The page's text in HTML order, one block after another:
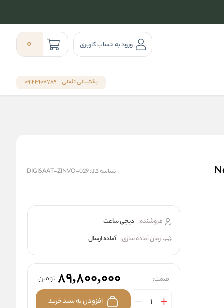
ورود به حساب کاربری 0
پشتیبانی تلفنی 09123107789
شناسه کالا:DIGISAAT-ZINVO-029
فروشنده: دیجی ساعت
زمان آماده سازی: آماده ارسال
قیمت: 89,800,000 تومان
افزودن به سبد خرید